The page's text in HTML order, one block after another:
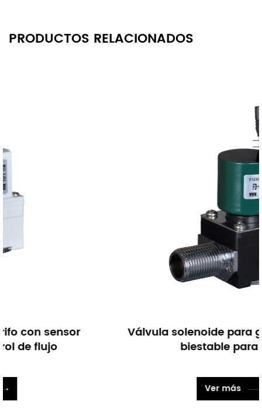
PRODUCTOS RELACIONADOS
Válvula solenoide para grifo con sensor
biestable para baño